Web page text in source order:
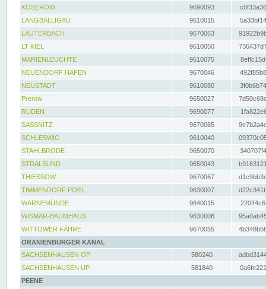
KOSEROW
9690093
LANGBALLIGAU
9610015
LAUTERBACH
9670063
LT KIEL
9610050
MARIENLEUCHTE
9610075
NEUENDORF HAFEN
9670046
NEUSTADT
9610080
Prerow
9650027
RUDEN
9690077
SASSNITZ
9670065
SCHLESWIG
9610040
STAHLBRODE
9650070
STRALSUND
9650043
THIESSOW
9670067
TIMMENDORF POEL
9630007
WARNEMÜNDE
9640015
WISMAR-BAUMHAUS
9630008
WITTOWER FÄHRE
9670055
ORANIENBURGER KANAL
SACHSENHAUSEN OP
580240
SACHSENHAUSEN UP
581840
PEENE